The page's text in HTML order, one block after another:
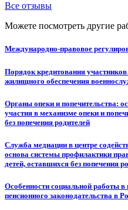
Все отзывы
Можете посмотреть другие
Международно-правовое
Порядок кредитования
жилищного обеспечения
Органы опеки и попечительства:
участия в механизме опеки и
без попечения родителей
Служба медиации в центре
основа системы профилактики
детей, оставшихся без попечения
Особенности социальной работы
пенсионного законодательства в